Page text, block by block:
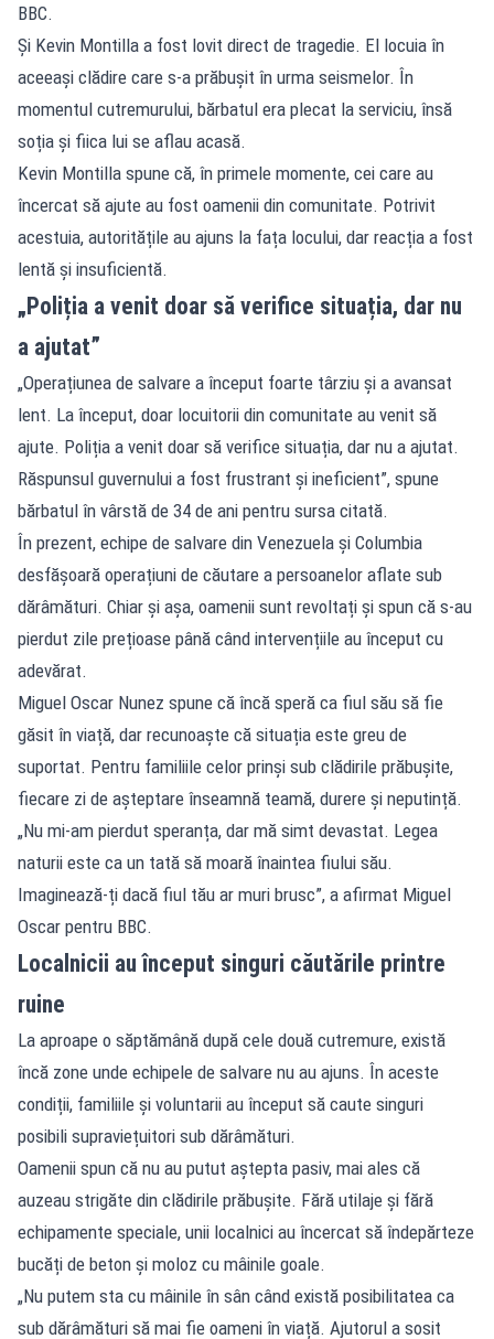
BBC.
Și Kevin Montilla a fost lovit direct de tragedie. El locuia în
aceeași clădire care s-a prăbușit în urma seismelor. În
momentul cutremurului, bărbatul era plecat la serviciu, însă
soția și fiica lui se aflau acasă.
Kevin Montilla spune că, în primele momente, cei care au
încercat să ajute au fost oamenii din comunitate. Potrivit
acestuia, autoritățile au ajuns la fața locului, dar reacția a fost
lentă și insuficientă.
„Poliția a venit doar să verifice situația, dar nu
a ajutat”
„Operațiunea de salvare a început foarte târziu și a avansat
lent. La început, doar locuitorii din comunitate au venit să
ajute. Poliția a venit doar să verifice situația, dar nu a ajutat.
Răspunsul guvernului a fost frustrant și ineficient”, spune
bărbatul în vârstă de 34 de ani pentru sursa citată.
În prezent, echipe de salvare din Venezuela și Columbia
desfășoară operațiuni de căutare a persoanelor aflate sub
dărâmături. Chiar și așa, oamenii sunt revoltați și spun că s-au
pierdut zile prețioase până când intervențiile au început cu
adevărat.
Miguel Oscar Nunez spune că încă speră ca fiul său să fie
găsit în viață, dar recunoaște că situația este greu de
suportat. Pentru familiile celor prinși sub clădirile prăbușite,
fiecare zi de așteptare înseamnă teamă, durere și neputință.
„Nu mi-am pierdut speranța, dar mă simt devastat. Legea
naturii este ca un tată să moară înaintea fiului său.
Imaginează-ți dacă fiul tău ar muri brusc”, a afirmat Miguel
Oscar pentru BBC.
Localnicii au început singuri căutările printre
ruine
La aproape o săptămână după cele două cutremure, există
încă zone unde echipele de salvare nu au ajuns. În aceste
condiții, familiile și voluntarii au început să caute singuri
posibili supraviețuitori sub dărâmături.
Oamenii spun că nu au putut aștepta pasiv, mai ales că
auzeau strigăte din clădirile prăbușite. Fără utilaje și fără
echipamente speciale, unii localnici au încercat să îndepărteze
bucăți de beton și moloz cu mâinile goale.
„Nu putem sta cu mâinile în sân când există posibilitatea ca
sub dărâmături să mai fie oameni în viață. Ajutorul a sosit